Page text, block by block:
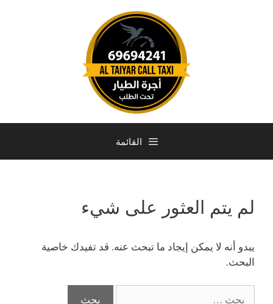
القائمة
لم يتم العثور على شيء
يبدو أنه لا يمكن إيجاد ما تبحث عنه. قد تفيدك خاصية
البحث.